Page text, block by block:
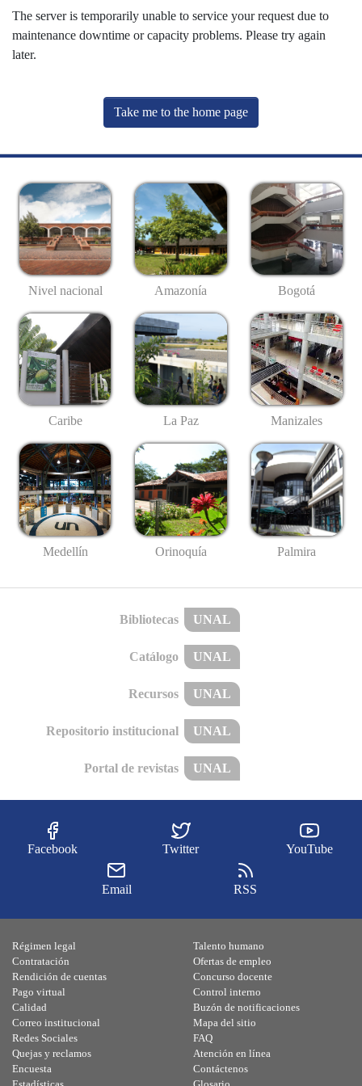
The server is temporarily unable to service your request due to
maintenance downtime or capacity problems. Please try again
later.
Take me to the home page
Nivel nacional Amazonía Bogotá
Caribe La Paz Manizales
Medellín Orinoquía Palmira
Bibliotecas UNAL
Catálogo UNAL
Recursos UNAL
Repositorio institucional UNAL
Portal de revistas UNAL
Facebook Twitter YouTube
Email RSS
Régimen legal
Contratación
Rendición de cuentas
Pago virtual
Calidad
Talento humano
Ofertas de empleo
Concurso docente
Control interno
Buzón de notificaciones
Correo institucional
Redes Sociales
Quejas y reclamos
Encuesta
Mapa del sitio
FAQ
Atención en línea
Contáctenos